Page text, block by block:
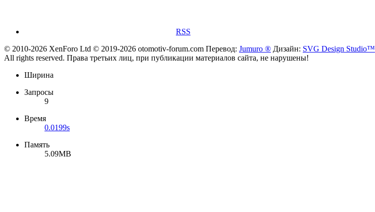
RSS
© 2010-2026 XenForo Ltd © 2019-2026 otomotiv-forum.com Перевод: Jumuro ® Дизайн: SVG Design Studio™
All rights reserved. Права третьих лиц, при публикации материалов сайта, не нарушены!
Ширина
Запросы
9
Время
0.0199s
Память
5.09MB